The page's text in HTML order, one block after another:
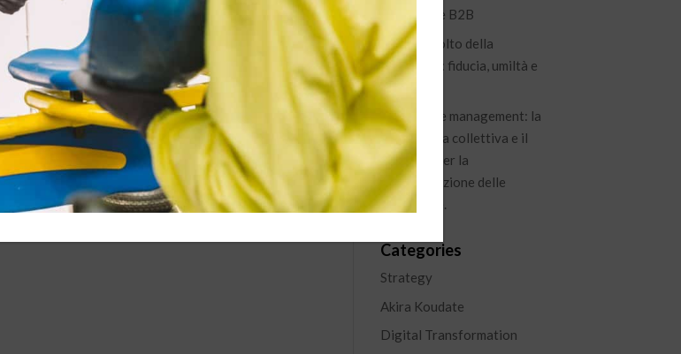
Experience B2B
Il nuovo volto della
leadership: fiducia, umiltà e
visione
Knowledge management: la
conoscenza collettiva e il
percorso per la
capitalizzazione delle
esperienze.
Categories
Strategy
Akira Koudate
Digital Transformation